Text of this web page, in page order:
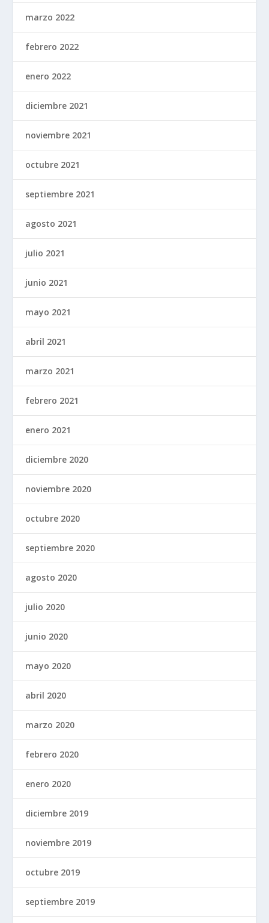
marzo 2022
febrero 2022
enero 2022
diciembre 2021
noviembre 2021
octubre 2021
septiembre 2021
agosto 2021
julio 2021
junio 2021
mayo 2021
abril 2021
marzo 2021
febrero 2021
enero 2021
diciembre 2020
noviembre 2020
octubre 2020
septiembre 2020
agosto 2020
julio 2020
junio 2020
mayo 2020
abril 2020
marzo 2020
febrero 2020
enero 2020
diciembre 2019
noviembre 2019
octubre 2019
septiembre 2019